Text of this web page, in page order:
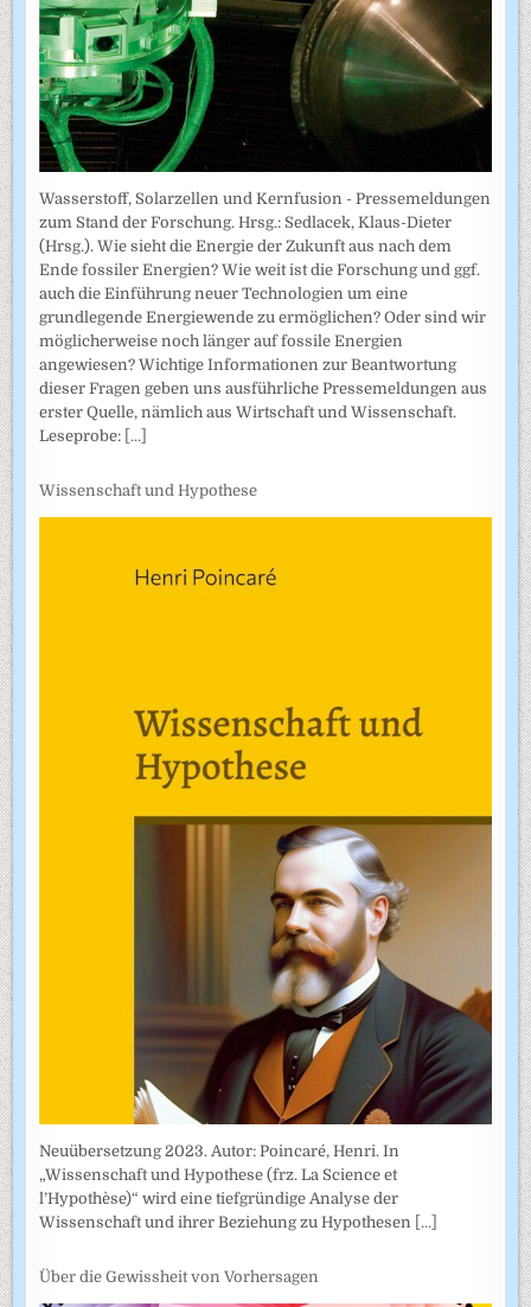
Wasserstoff, Solarzellen und Kernfusion - Pressemeldungen
zum Stand der Forschung. Hrsg.: Sedlacek, Klaus-Dieter
(Hrsg.). Wie sieht die Energie der Zukunft aus nach dem
Ende fossiler Energien? Wie weit ist die Forschung und ggf.
auch die Einführung neuer Technologien um eine
grundlegende Energiewende zu ermöglichen? Oder sind wir
möglicherweise noch länger auf fossile Energien
angewiesen? Wichtige Informationen zur Beantwortung
dieser Fragen geben uns ausführliche Pressemeldungen aus
erster Quelle, nämlich aus Wirtschaft und Wissenschaft.
Leseprobe: [...]
Wissenschaft und Hypothese
Neuübersetzung 2023. Autor: Poincaré, Henri. In
„Wissenschaft und Hypothese (frz. La Science et
l’Hypothèse)“ wird eine tiefgründige Analyse der
Wissenschaft und ihrer Beziehung zu Hypothesen [...]
Über die Gewissheit von Vorhersagen